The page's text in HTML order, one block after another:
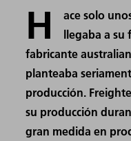
H
ace solo
llegaba a su
fabricante
planteaba
producción.
su producción
gran medida en